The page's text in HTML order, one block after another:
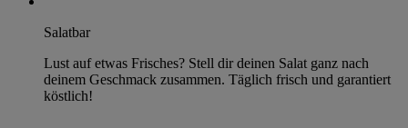
Salatbar
Lust auf etwas Frisches? Stell dir deinen Salat ganz nach
deinem Geschmack zusammen. Täglich frisch und garantiert
köstlich!